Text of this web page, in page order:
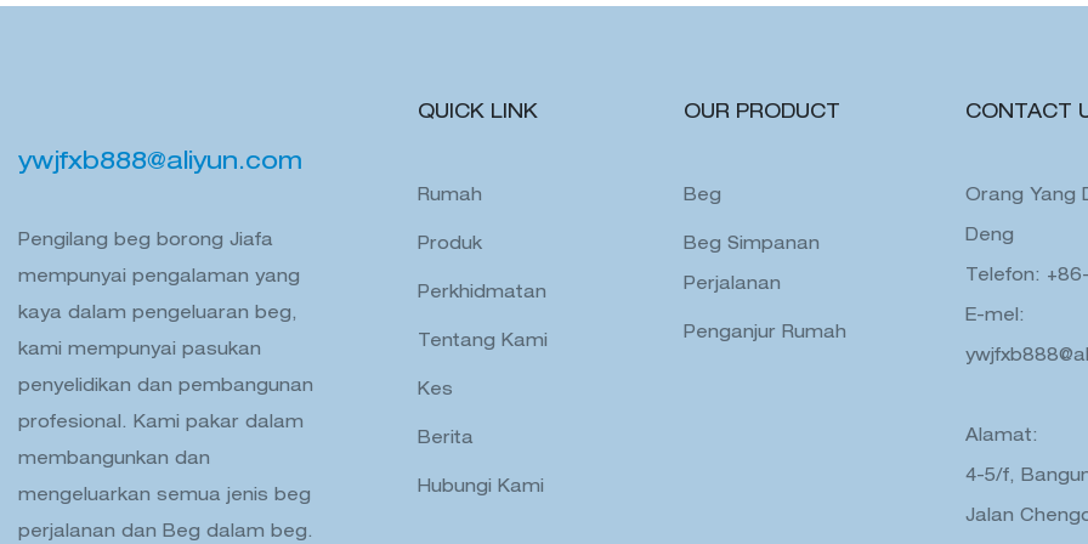
ywjfxb888@aliyun.com
Pengilang beg borong Jiafa
mempunyai pengalaman yang
kaya dalam pengeluaran beg,
kami mempunyai pasukan
penyelidikan dan pembangunan
profesional. Kami pakar dalam
membangunkan dan
mengeluarkan semua jenis beg
perjalanan dan Beg dalam beg.
QUICK LINK
Rumah
Produk
Perkhidmatan
Tentang Kami
Kes
Berita
Hubungi Kami
OUR PRODUCT
Beg
Beg Simpanan
Perjalanan
Penganjur Rumah
CONTACT
Orang Yang
Deng
Telefon:
E-mel:
Alamat:
4-5/f,
Jalan